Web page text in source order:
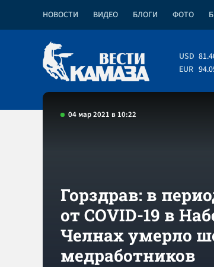
НОВОСТИ ВИДЕО БЛОГИ ФОТО
USD
EUR
04 мар 2021 в 10:22
Горздрав: в
от COVID-19 в
Челнах умерло
медработников